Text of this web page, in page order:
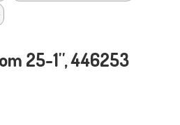
25-1'', 446253